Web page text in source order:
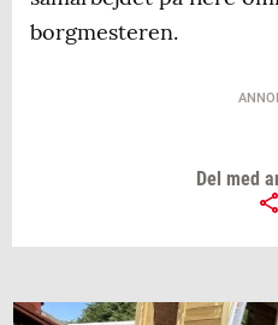
borgmesteren.
Del med